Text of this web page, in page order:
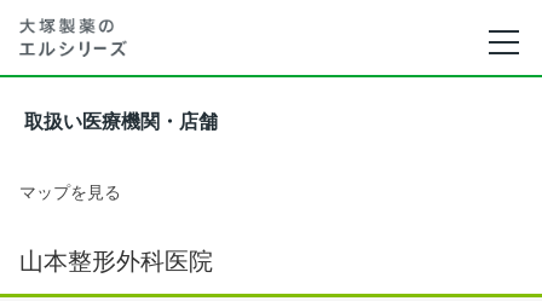
取扱い医療機関・店舗
マップを見る
山本整形外科医院